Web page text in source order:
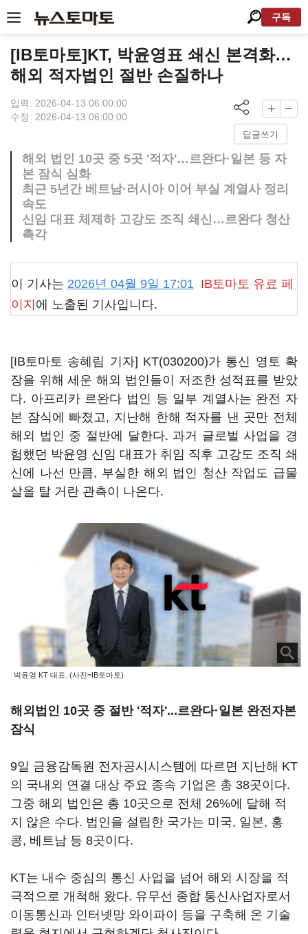
구독
[IB토마토]KT, 박윤영표 쇄신 본격화…
해외 적자법인 절반 손질하나
입력: 2026-04-13 06:00:00
수정: 2026-04-13 06:00:00
답글쓰기
해외 법인 10곳 중 5곳 '적자'…르완다·일본 등 자
본 잠식 심화
최근 5년간 베트남·러시아 이어 부실 계열사 정리
속도
신임 대표 체제하 고강도 조직 쇄신…르완다 청산
촉각
이 기사는 2026년 04월 9일 17:01 IB토마토 유료 페
이지 에 노출된 기사입니다.
[IB토마토 송혜림 기자] KT(030200)가 통신 영토 확
장을 위해 세운 해외 법인들이 저조한 성적표를 받았
다. 아프리카 르완다 법인 등 일부 계열사는 완전 자
본 잠식에 빠졌고, 지난해 한해 적자를 낸 곳만 전체
해외 법인 중 절반에 달한다. 과거 글로벌 사업을 경
험했던 박윤영 신임 대표가 취임 직후 고강도 조직 쇄
신에 나선 만큼, 부실한 해외 법인 청산 작업도 급물
살을 탈 거란 관측이 나온다.
박윤영 KT 대표. (사진=IB토마토)
해외법인 10곳 중 절반 '적자'...르완다·일본 완전자본
잠식
9일 금융감독원 전자공시시스템에 따르면 지난해 KT
의 국내외 연결 대상 주요 종속 기업은 총 38곳이다.
그중 해외 법인은 총 10곳으로 전체 26%에 달해 적
지 않은 수다. 법인을 설립한 국가는 미국, 일본, 홍
콩, 베트남 등 8곳이다.
KT는 내수 중심의 통신 사업을 넘어 해외 시장을 적
극적으로 개척해 왔다. 유무선 종합 통신사업자로서
이동통신과 인터넷망 와이파이 등을 구축해 온 기술